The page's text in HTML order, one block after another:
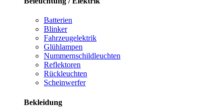
Batterien
Blinker
Fahrzeugelektrik
Glühlampen
Nummernschildleuchten
Reflektoren
Rückleuchten
Scheinwerfer
Bekleidung